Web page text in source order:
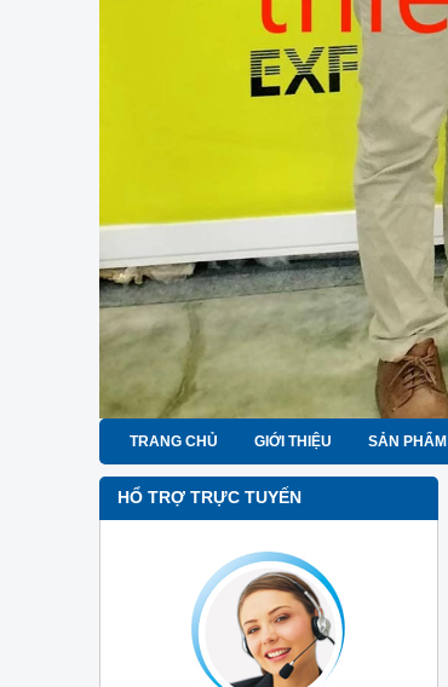
TRANG CHỦ GIỚI THIỆU SẢN PHẨM
HỔ TRỢ TRỰC TUYẾN